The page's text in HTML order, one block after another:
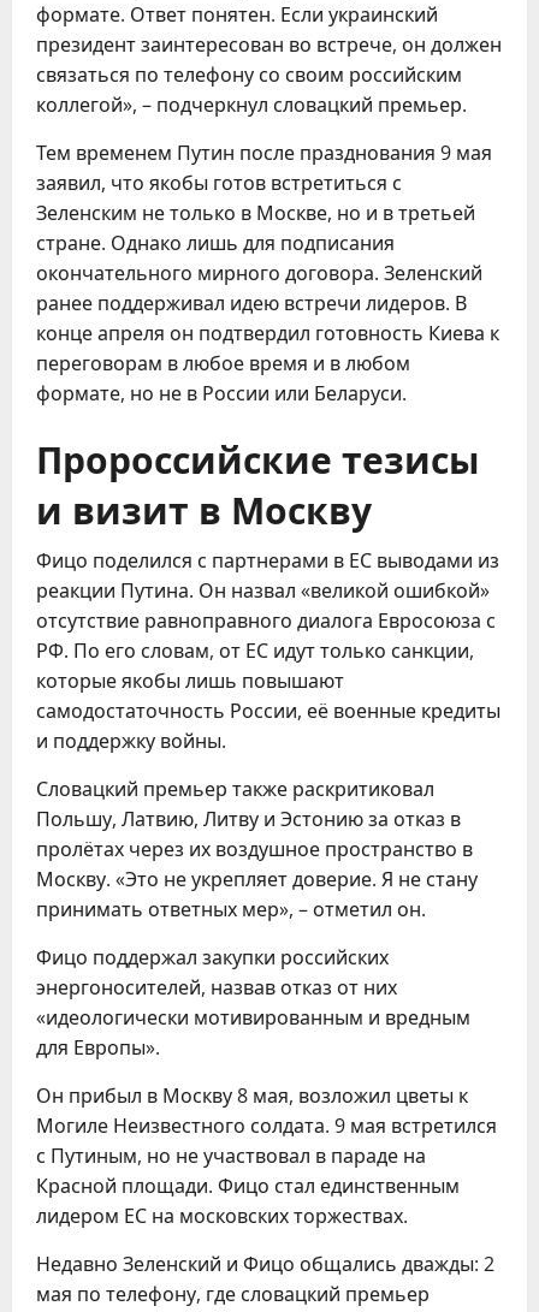
формате. Ответ понятен. Если украинский
президент заинтересован во встрече, он должен
связаться по телефону со своим российским
коллегой», – подчеркнул словацкий премьер.
Тем временем Путин после празднования 9 мая
заявил, что якобы готов встретиться с
Зеленским не только в Москве, но и в третьей
стране. Однако лишь для подписания
окончательного мирного договора. Зеленский
ранее поддерживал идею встречи лидеров. В
конце апреля он подтвердил готовность Киева к
переговорам в любое время и в любом
формате, но не в России или Беларуси.
Пророссийские тезисы
и визит в Москву
Фицо поделился с партнерами в ЕС выводами из
реакции Путина. Он назвал «великой ошибкой»
отсутствие равноправного диалога Евросоюза с
РФ. По его словам, от ЕС идут только санкции,
которые якобы лишь повышают
самодостаточность России, её военные кредиты
и поддержку войны.
Словацкий премьер также раскритиковал
Польшу, Латвию, Литву и Эстонию за отказ в
пролётах через их воздушное пространство в
Москву. «Это не укрепляет доверие. Я не стану
принимать ответных мер», – отметил он.
Фицо поддержал закупки российских
энергоносителей, назвав отказ от них
«идеологически мотивированным и вредным
для Европы».
Он прибыл в Москву 8 мая, возложил цветы к
Могиле Неизвестного солдата. 9 мая встретился
с Путиным, но не участвовал в параде на
Красной площади. Фицо стал единственным
лидером ЕС на московских торжествах.
Недавно Зеленский и Фицо общались дважды: 2
мая по телефону, где словацкий премьер